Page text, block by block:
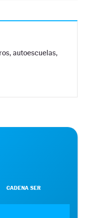
autoescuelas,
CADENA SER